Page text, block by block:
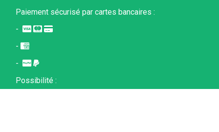
Paiement sécurisé parcartes bancaires :
-  
- 
- 
Possibilité :